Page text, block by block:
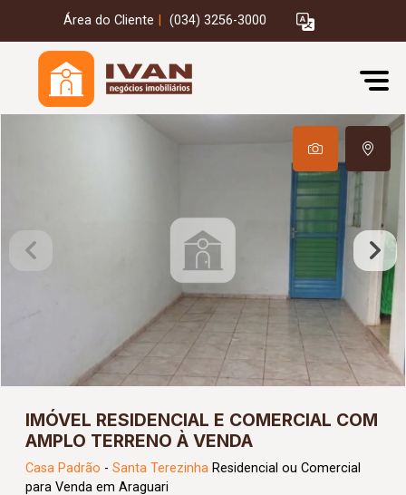
Área do Cliente (034) 3256-3000
IMÓVEL RESIDENCIAL E COMERCIAL COM
AMPLO TERRENO À VENDA
Casa Padrão - Santa Terezinha Residencial ou Comercial
para Venda em Araguari